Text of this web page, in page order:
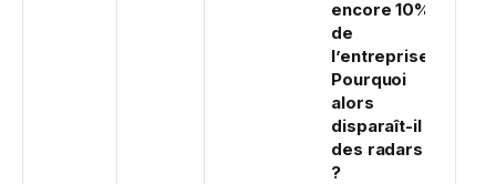
encore 10%
de
l’entreprise.
Pourquoi
alors
disparaît-il
des radars
?